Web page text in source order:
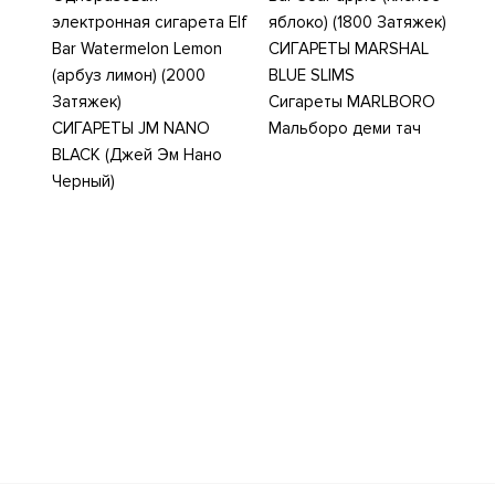
электронная сигарета Elf
Bar Watermelon Lemon
(арбуз лимон) (2000
Затяжек)
СИГАРЕТЫ JM NANO
BLACK (Джей Эм Нано
Черный)
яблоко) (1800 Затяжек)
СИГАРЕТЫ MARSHAL
BLUE SLIMS
Сигареты MARLBORO
Мальборо деми тач